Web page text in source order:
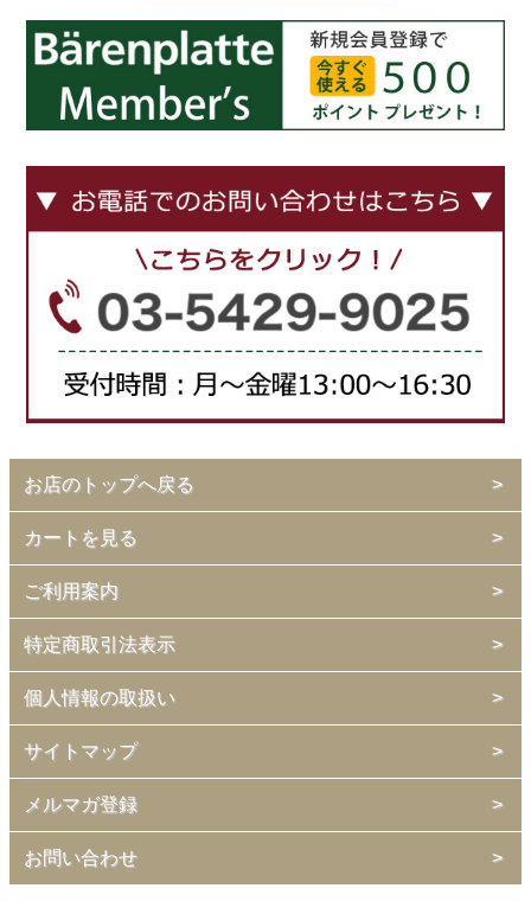
お店のトップへ戻る
カートを見る
ご利用案内
特定商取引法表示
個人情報の取扱い
サイトマップ
メルマガ登録
お問い合わせ